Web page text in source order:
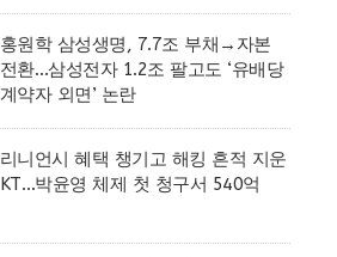
홍원학 삼성생명, 7.7조 부채→자본
전환…삼성전자 1.2조 팔고도 ‘유배당
계약자 외면’ 논란
리니언시 혜택 챙기고 해킹 흔적 지운
KT…박윤영 체제 첫 청구서 540억